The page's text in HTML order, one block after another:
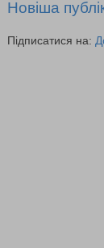
Новіша
Підписатися на: